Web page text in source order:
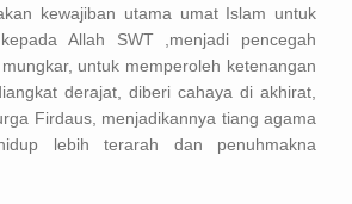
kewajiban utama umat Islam untuk
Allah SWT ,menjadi pencegah
untuk memperoleh ketenangan
derajat, diberi cahaya di akhirat,
Firdaus, menjadikannya tiang agama
lebih terarah dan penuhmakna